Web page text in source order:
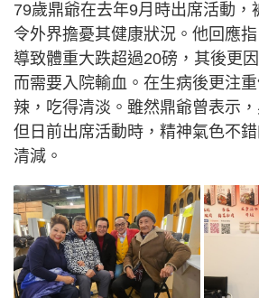
79歲鼎爺在去年9月時出席活動，
令外界擔憂其健康狀況。他回應
導致體重大跌超過20磅，其後更
而需要入院輸血。在生病後更注
辣，吃得清淡。雖然鼎爺曾表示，
但日前出席活動時，精神氣色不
清減。